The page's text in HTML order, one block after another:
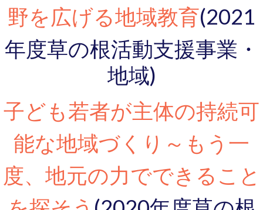
野を広げる地域教育(2021
年度草の根活動支援事業・
地域)
子ども若者が主体の持続可
能な地域づくり～もう一
度、地元の力でできること